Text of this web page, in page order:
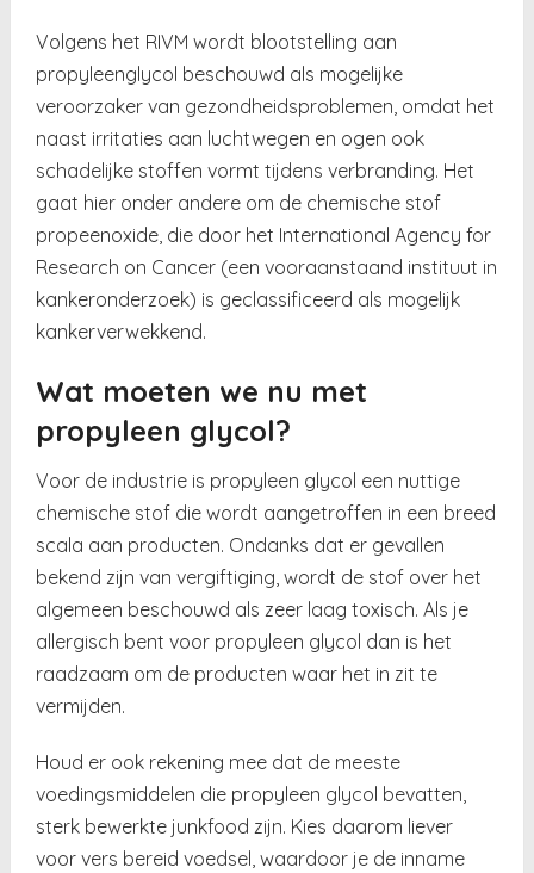
Volgens het RIVM wordt blootstelling aan
propyleenglycol beschouwd als mogelijke
veroorzaker van gezondheidsproblemen, omdat het
naast irritaties aan luchtwegen en ogen ook
schadelijke stoffen vormt tijdens verbranding. Het
gaat hier onder andere om de chemische stof
propeenoxide, die door het International Agency for
Research on Cancer (een vooraanstaand instituut in
kankeronderzoek) is geclassificeerd als mogelijk
kankerverwekkend.
Wat moeten we nu met
propyleen glycol?
Voor de industrie is propyleen glycol een nuttige
chemische stof die wordt aangetroffen in een breed
scala aan producten. Ondanks dat er gevallen
bekend zijn van vergiftiging, wordt de stof over het
algemeen beschouwd als zeer laag toxisch. Als je
allergisch bent voor propyleen glycol dan is het
raadzaam om de producten waar het in zit te
vermijden.
Houd er ook rekening mee dat de meeste
voedingsmiddelen die propyleen glycol bevatten,
sterk bewerkte junkfood zijn. Kies daarom liever
voor vers bereid voedsel, waardoor je de inname